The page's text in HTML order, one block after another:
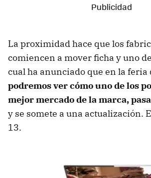
La proximidad hace que los
comiencen a mover ficha y uno
cual ha anunciado que en la feria
podremos ver cómo uno de los
mejor mercado de la marca,
y se somete a una actualización.
13.